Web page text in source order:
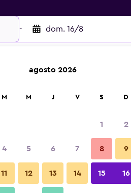
- dom. 16/8
más barata de precio por noche
Total noche
agosto 2026
M M J V S D
1 2
4 5 6 7 8 9
11 12 13 14 15 16